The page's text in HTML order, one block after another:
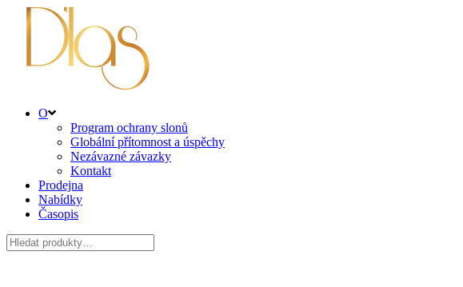
O
Program ochrany slonů
Globální přítomnost a úspěchy
Nezávazné závazky
Kontakt
Prodejna
Nabídky
Časopis
Hledat: